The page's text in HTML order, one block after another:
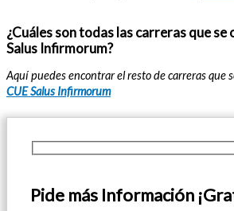
¿Cuáles son todas las carreras que se
Salus Infirmorum?
Aquí puedes encontrar el resto de carreras que
CUE Salus Infirmorum
Pide más Información